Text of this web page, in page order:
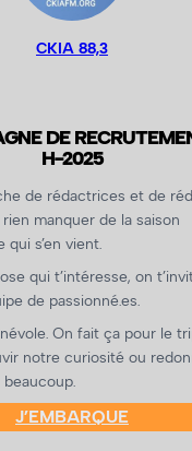
CKIA 88,3
DE
H-2025
de rédactrices et de
manquer de la saison
s’en vient.
qui t’intéresse, on
de passionné.es.
On fait ça pour le
notre curiosité ou
beaucoup.
J’EMBARQUE